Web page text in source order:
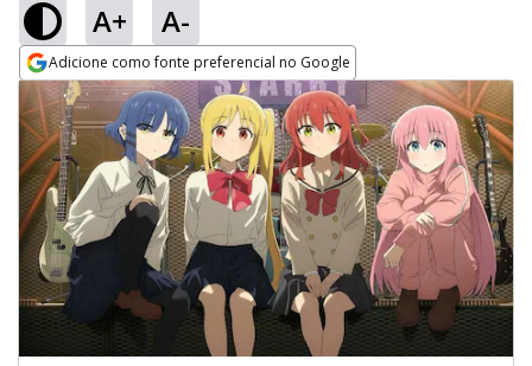
A+ A-
Adicione como fonte preferencial no Google
Opens in new window